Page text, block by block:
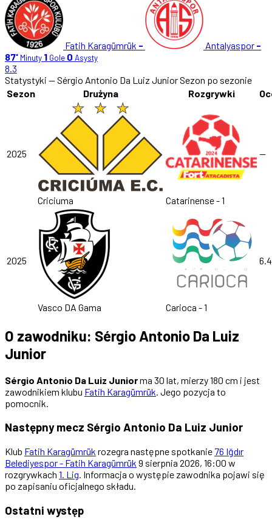
Fatih Karagümrük - Antalyaspor -
87' Minuty 1 Gole 0 Asysty
8.3
Statystyki — Sérgio Antonio Da Luiz JuniorSezon po sezonie
Sezon
Drużyna Rozgrywki
2025
Criciuma Catarinense - 1
—
2025
Vasco DA Gama Carioca - 1
O zawodniku: Sérgio Antonio Da Luiz
Junior
Sérgio Antonio Da Luiz Juniorma 30 lat, mierzy 180 cm i jest
zawodnikiem klubu Fatih Karagümrük . Jego pozycja to
pomocnik.
Następny mecz Sérgio Antonio Da Luiz Junior
Klub Fatih Karagümrük rozegra następne spotkanie 76 Iğdır
Belediyespor - Fatih Karagümrük 9 sierpnia 2026, 16:00 w
rozgrywkach 1. Lig. Informacja o występie zawodnika pojawi się
po zapisaniu oficjalnego składu.
Ostatni występ